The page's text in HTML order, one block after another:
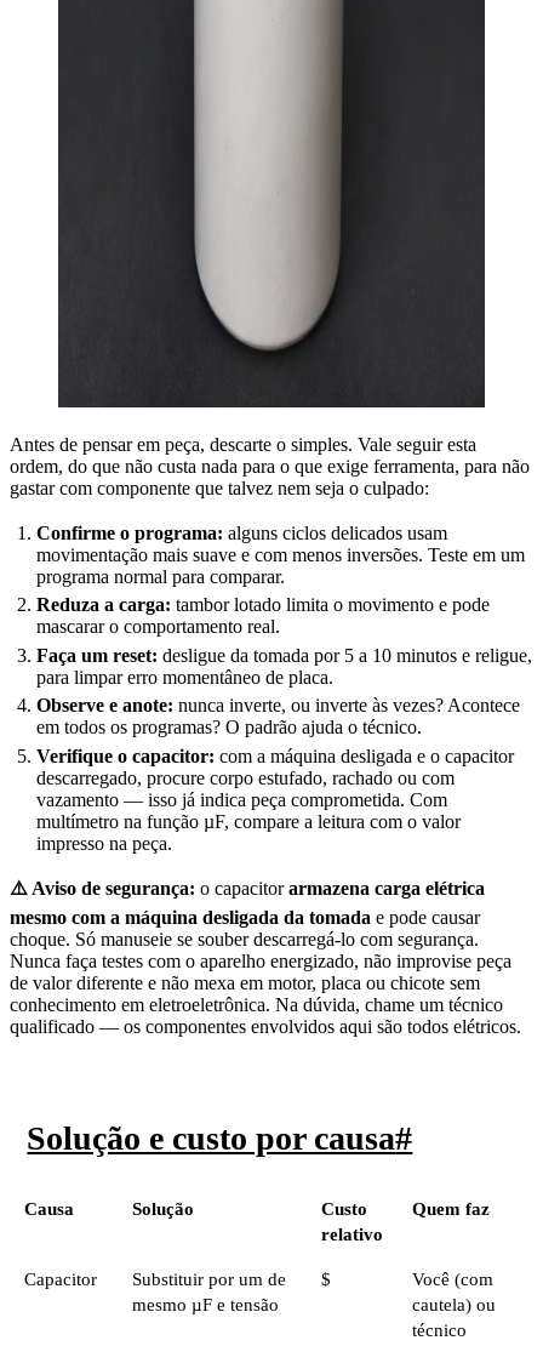
Antes de pensar em peça, descarte o simples. Vale seguir esta
ordem, do que não custa nada para o que exige ferramenta, para não
gastar com componente que talvez nem seja o culpado:
Confirme o programa: alguns ciclos delicados usam
movimentação mais suave e com menos inversões. Teste em um
programa normal para comparar.
Reduza a carga: tambor lotado limita o movimento e pode
mascarar o comportamento real.
Faça um reset: desligue da tomada por 5 a 10 minutos e religue,
para limpar erro momentâneo de placa.
Observe e anote: nunca inverte, ou inverte às vezes? Acontece
em todos os programas? O padrão ajuda o técnico.
Verifique o capacitor: com a máquina desligada e o capacitor
descarregado, procure corpo estufado, rachado ou com
vazamento — isso já indica peça comprometida. Com
multímetro na função µF, compare a leitura com o valor
impresso na peça.
⚠️ Aviso de segurança: o capacitorarmazena carga elétrica
mesmo com a máquina desligada da tomada e pode causar
choque. Só manuseie se souber descarregá-lo com segurança.
Nunca faça testes com o aparelho energizado, não improvise peça
de valor diferente e não mexa em motor, placa ou chicote sem
conhecimento em eletroeletrônica. Na dúvida, chame um técnico
qualificado — os componentes envolvidos aqui são todos elétricos.
Solução e custo por causa#
Causa Solução
Custo
relativo
Quem faz
Capacitor
Substituir por um de
mesmo µF e tensão
$
Você (com
cautela) ou
técnico